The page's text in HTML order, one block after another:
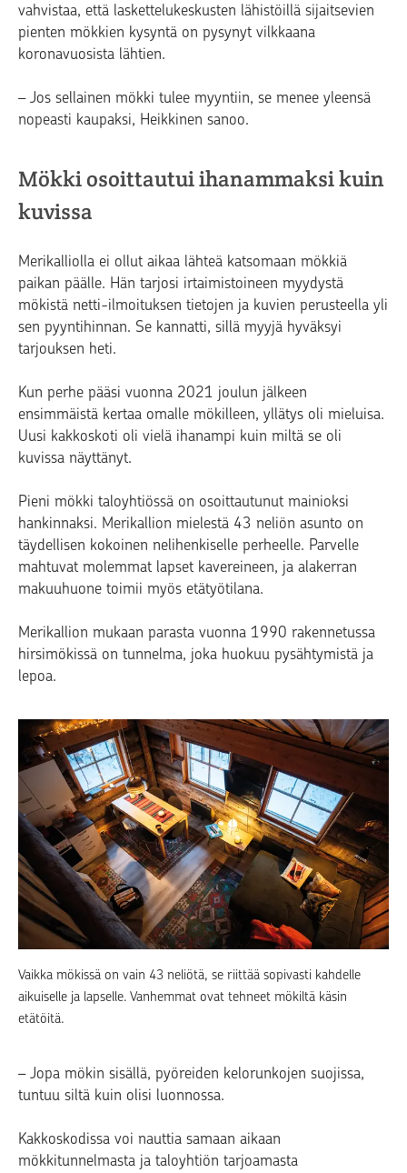
vahvistaa, että laskettelukeskusten lähistöillä sijaitsevien
pienten mökkien kysyntä on pysynyt vilkkaana
koronavuosista lähtien.
– Jos sellainen mökki tulee myyntiin, se menee yleensä
nopeasti kaupaksi, Heikkinen sanoo.
Mökki osoittautui ihanammaksi kuin
kuvissa
Merikalliolla ei ollut aikaa lähteä katsomaan mökkiä
paikan päälle. Hän tarjosi irtaimistoineen myydystä
mökistä netti-ilmoituksen tietojen ja kuvien perusteella yli
sen pyyntihinnan. Se kannatti, sillä myyjä hyväksyi
tarjouksen heti.
Kun perhe pääsi vuonna 2021 joulun jälkeen
ensimmäistä kertaa omalle mökilleen, yllätys oli mieluisa.
Uusi kakkoskoti oli vielä ihanampi kuin miltä se oli
kuvissa näyttänyt.
Pieni mökki taloyhtiössä on osoittautunut mainioksi
hankinnaksi. Merikallion mielestä 43 neliön asunto on
täydellisen kokoinen nelihenkiselle perheelle. Parvelle
mahtuvat molemmat lapset kavereineen, ja alakerran
makuuhuone toimii myös etätyötilana.
Merikallion mukaan parasta vuonna 1990 rakennetussa
hirsimökissä on tunnelma, joka huokuu pysähtymistä ja
lepoa.
Vaikka mökissä on vain 43 neliötä, se riittää sopivasti kahdelle
aikuiselle ja lapselle. Vanhemmat ovat tehneet mökiltä käsin
etätöitä.
– Jopa mökin sisällä, pyöreiden kelorunkojen suojissa,
tuntuu siltä kuin olisi luonnossa.
Kakkoskodissa voi nauttia samaan aikaan
mökkitunnelmasta ja taloyhtiön tarjoamasta